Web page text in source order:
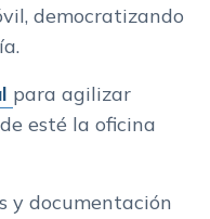
democratizando
para agilizar
esté la oficina
y documentación